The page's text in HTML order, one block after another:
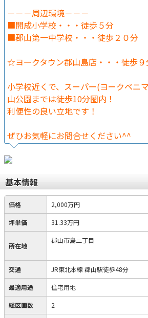
－－－周辺環境－－－
■開成小学校・・・徒歩５分
■郡山第一中学校・・・徒歩２０分
☆ヨークタウン郡山島店・・・徒歩９
小学校近くで、スーパー(ヨークベニ
山公園までは徒歩10分圏内！
利便性の良い立地です！
ぜひお気軽にお問合せください^^
基本情報
価格 2,000万円
坪単価 31.33万円
所在地
郡山市島二丁目
交通 JR東北本線 郡山駅徒歩48分
最適用途 住宅用地
総区画数 2